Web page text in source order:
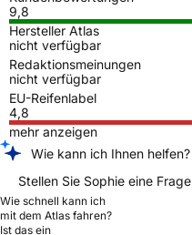
9,8
Hersteller Atlas
nicht verfügbar
Redaktionsmeinungen
nicht verfügbar
EU-Reifenlabel
4,8
mehr anzeigen
Wie kann ich Ihnen helfen?
Stellen Sie Sophie eine Frage
Wie schnell kann ich
mit dem Atlas fahren?
Ist das ein